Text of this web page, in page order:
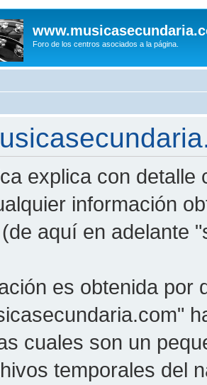
Foro de los centros asociados a la página.
explica con
información
aquí en adelante
es obtenida por
cuales son un
temporales del